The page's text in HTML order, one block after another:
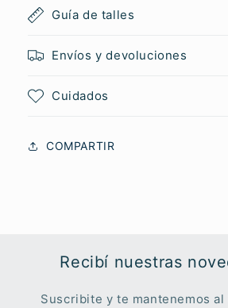
Guía de talles
Envíos y devoluciones
Cuidados
COMPARTIR
Recibí nuestras
Suscribite y te mantenemos